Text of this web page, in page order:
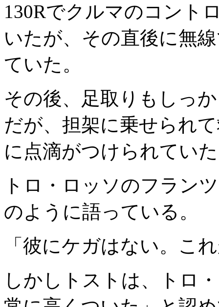
130Rでクルマのコント
いたが、その直後に無
ていた。
その後、足取りもしっ
だが、担架に乗せられ
に点滴がつけられてい
トロ・ロッソのフラン
のように語っている。
「彼にケガはない。こ
しかしトストは、トロ